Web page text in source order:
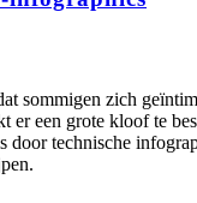
sommigen zich
er een grote kloof te
technische